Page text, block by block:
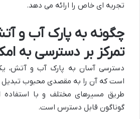
تجربه ای خاص را ارائه می دهد.
چگونه به پارک آب و
تمرکز بر دسترسی به
دسترسی آسان به پارک آب و آتش،
است که آن را به مقصدی محبوب تبدیل
طریق مسیرهای مختلف و با
گوناگون قابل دسترس است.